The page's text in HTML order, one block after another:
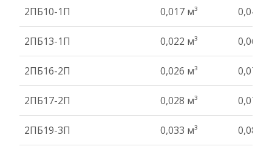
2ПБ10-1П 0,017 м³ 0,04 т
2ПБ13-1П 0,022 м³ 0,06 т
2ПБ16-2П 0,026 м³ 0,07 т
2ПБ17-2П 0,028 м³ 0,07 т
2ПБ19-3П 0,033 м³ 0,08 т